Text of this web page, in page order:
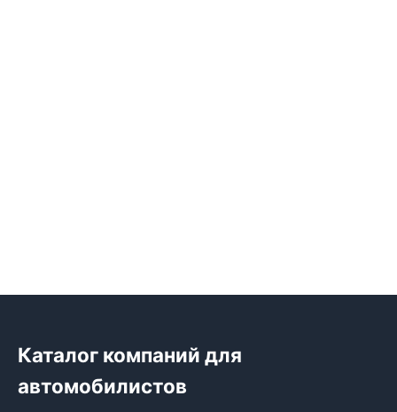
Каталог компаний для
автомобилистов